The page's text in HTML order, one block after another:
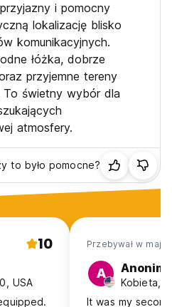
i pomocny
lokalizację blisko
komunikacyjnych.
łóżka, dobrze
przyjemne tereny
świetny wybór dla
atmosfery.
to było pomocne?
10
USA
Przebywał w maj
A
Kobieta,
It was my